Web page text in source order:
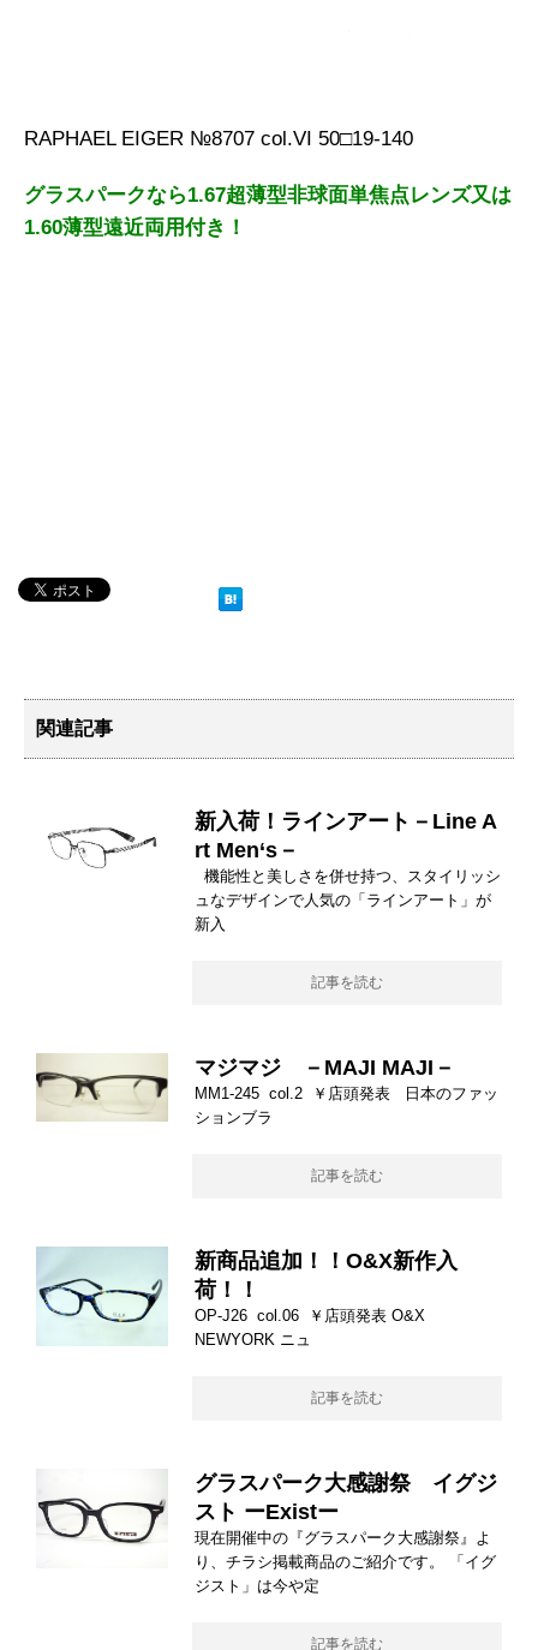
RAPHAEL EIGER №8707 col.VI 50□19-140
グラスパークなら1.67超薄型非球面単焦点レンズ又は
1.60薄型遠近両用付き！
関連記事
新入荷！ラインアート－Line A
rt Men‘s－
機能性と美しさを併せ持つ、スタイリッシ
ュなデザインで人気の「ラインアート」が
新入
記事を読む
マジマジ －MAJI MAJI－
MM1-245 col.2 ￥店頭発表 日本のファッ
ションブラ
記事を読む
新商品追加！！O&X新作入
荷！！
OP-J26 col.06 ￥店頭発表 O&X
NEWYORK ニュ
記事を読む
グラスパーク大感謝祭 イグジ
スト ーExistー
現在開催中の『グラスパーク大感謝祭』よ
り、チラシ掲載商品のご紹介です。 「イグ
ジスト」は今や定
記事を読む